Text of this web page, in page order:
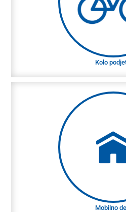
Kolo
Želite službeno kolo? Z
lahko najamete službeno
Mobilno
Mobilno
Če naloge to
prilagodljivost z